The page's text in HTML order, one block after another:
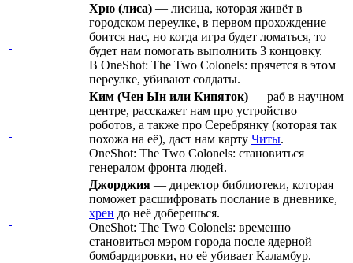
Хрю (лиса) — лисица, которая живёт в
городском переулке, в первом прохождение
боится нас, но когда игра будет ломаться, то
будет нам помогать выполнить 3 концовку.
В OneShot: The Two Colonels: прячется в этом
переулке, убивают солдаты.
Ким (Чен Ын или Кипяток) — раб в научном
центре, расскажет нам про устройство
роботов, а также про Серебрянку (которая так
похожа на её), даст нам карту Читы.
OneShot: The Two Colonels: становиться
генералом фронта людей.
Джорджия — директор библиотеки, которая
поможет расшифровать послание в дневнике,
хрен до неё доберешься.
OneShot: The Two Colonels: временно
становиться мэром города после ядерной
бомбардировки, но её убивает Каламбур.